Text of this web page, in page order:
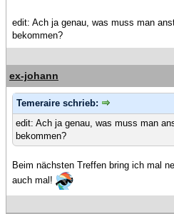
edit: Ach ja genau, was muss man
bekommen?
ex-johann
Temeraire schrieb:
edit: Ach ja genau, was muss man
bekommen?
Beim nächsten Treffen bring ich mal
auch mal!